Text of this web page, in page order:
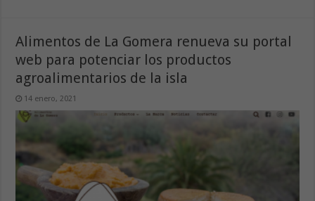
Alimentos de La Gomera renueva su portal
web para potenciar los productos
agroalimentarios de la isla
14 enero, 2021